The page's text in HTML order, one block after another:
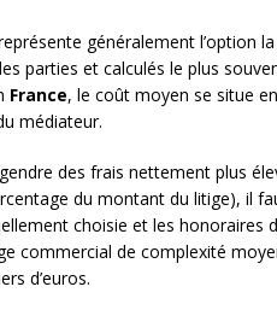
généralement l’option
parties et calculés le plus
France, le coût moyen se situe
médiateur.
des frais nettement plus
du montant du litige), il
choisie et les honoraires
commercial de complexité
d’euros.